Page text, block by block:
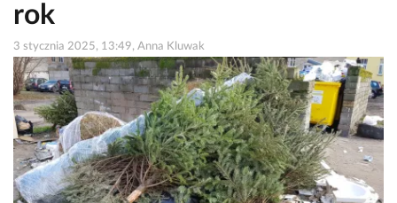
rok
3 stycznia 2025, 13:49, Anna Kluwak